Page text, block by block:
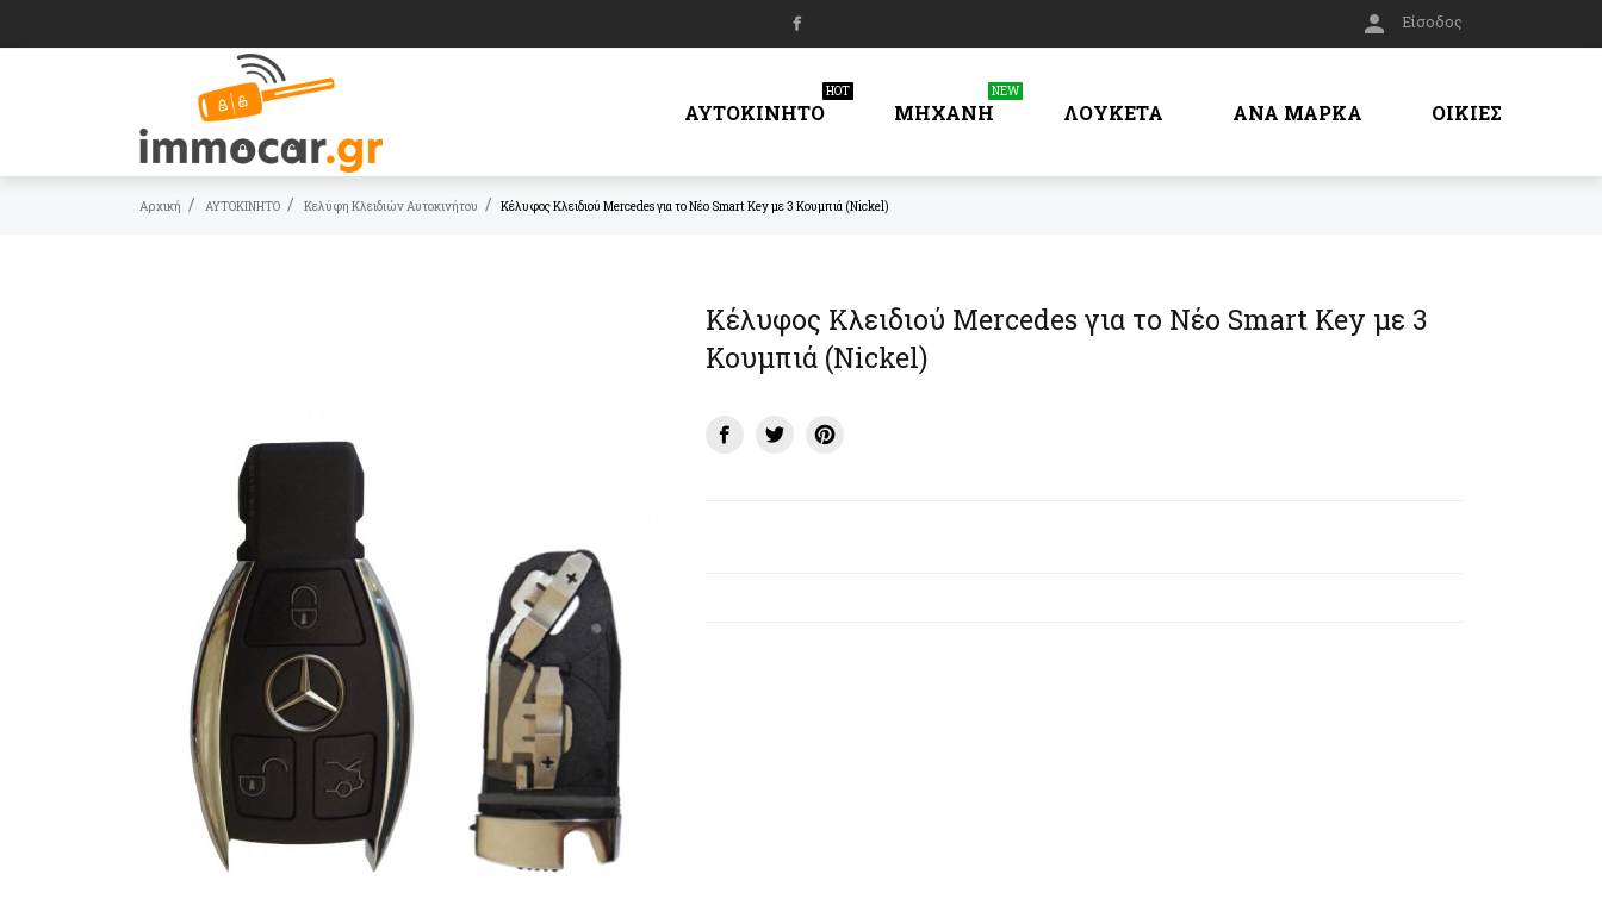
 Είσοδος
ΑΥΤΟΚΙΝΗΤΟ
HOT
ΜΗΧΑΝΗ
NEW
ΛΟΥΚΕΤΑ ΑΝΑ ΜΑΡΚΑ ΟΙΚΙΕΣ
Αρχική ΑΥΤΟΚΙΝΗΤΟ Κελύφη Κλειδιών Αυτοκινήτου Κέλυφος Κλειδιού Mercedes για το Νέο Smart Key με 3 Κουμπιά (Nickel)
Κέλυφος Κλειδιού Mercedes για το Νέο Smart Key με 3
Κουμπιά (Nickel)